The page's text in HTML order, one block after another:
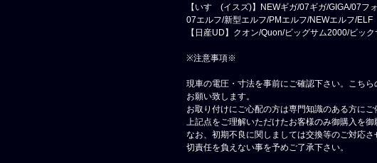
【いすゞ(イスズ)】NEWギガ/07ギガ/GIGA/07
07エルフ/新型エルフ/PMエルフ/NEWエルフ/ELF
【日産UD】クオン/Quon/ビッグサム2000/ビッ
※注意事項※
現車の電圧・寸法を事前にご確認下さい。こち
お願い致します。
お取り付けにご心配の方は専門知識のある方にご
上記点をご理解いただけたお客様のみ御購入を御
なお、初期不良に関しましては交換等のご対応
切責任を負えない事を予めご了承下さい。